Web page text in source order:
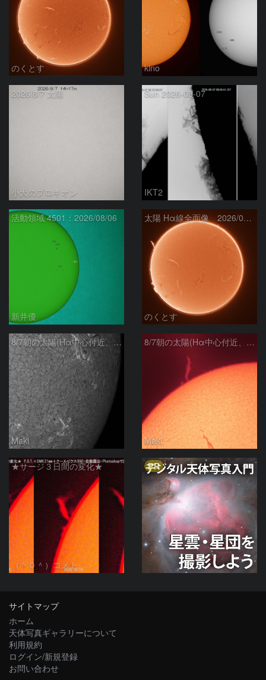
のくとす kino
2026/8/7 太陽
小犬のプロキオン
Sun 2026-08-07
IKT2
活動領域 4501：2026/08/06
新井優
太陽 Hα線全面像 2026/08/07
のくとす
8/7朝の太陽(Hα中心付近、4498、4502付近)
Maki
8/7朝の太陽(Hα中心付近、プロミネンス)
Maki
★サージ３日間の変化★
（＾０＾）コメト
PR
サイトマップ
ホーム
天体写真ギャラリーについて
利用規約
ログイン/新規登録
お問い合わせ